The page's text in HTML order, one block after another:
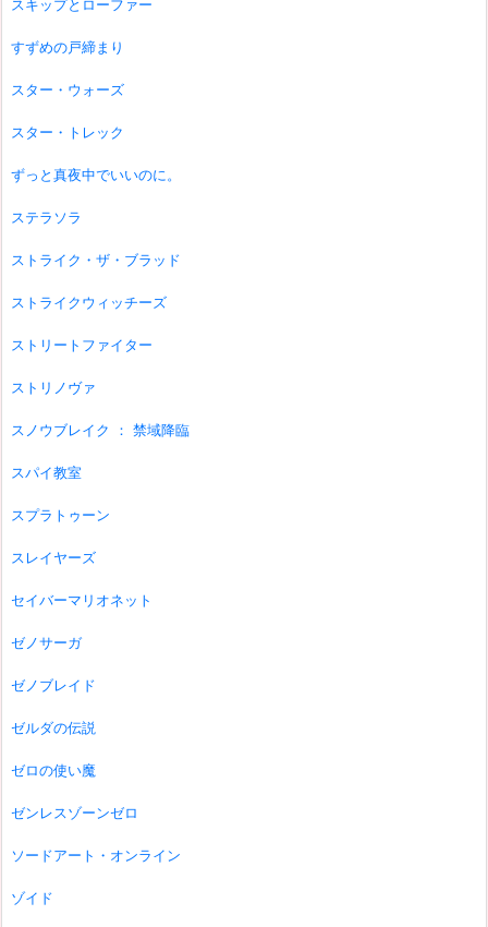
スキップとローファー
すずめの戸締まり
スター・ウォーズ
スター・トレック
ずっと真夜中でいいのに。
ステラソラ
ストライク・ザ・ブラッド
ストライクウィッチーズ
ストリートファイター
ストリノヴァ
スノウブレイク ： 禁域降臨
スパイ教室
スプラトゥーン
スレイヤーズ
セイバーマリオネット
ゼノサーガ
ゼノブレイド
ゼルダの伝説
ゼロの使い魔
ゼンレスゾーンゼロ
ソードアート・オンライン
ゾイド